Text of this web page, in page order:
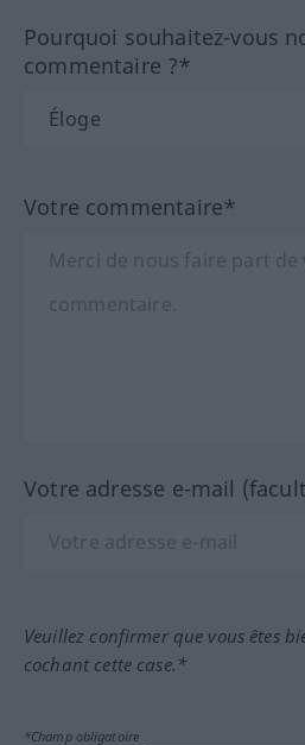
Pourquoi souhaitez-vous
commentaire ?*
Votre commentaire*
Votre adresse e-mail
Veuillez confirmer que vous êtes
cochant cette case.*
*Champ obligatoire